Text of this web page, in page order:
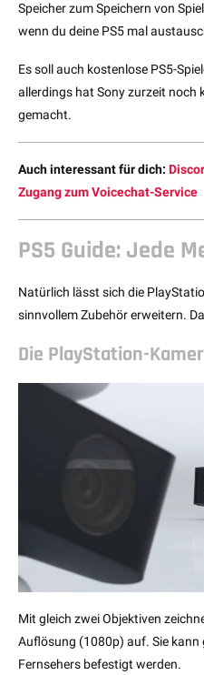
Speicher zum Speichern von
wenn du deine PS5 mal
Es soll auch kostenlose PS5-
allerdings hat Sony zurzeit noch
gemacht.
Auch interessant für dich:
Zugang zum Voicechat-Service
PS5 Guide: Jede
Natürlich lässt sich die
sinnvollem Zubehör erweitern.
Die PlayStation-
Mit gleich zwei Objektiven
Auflösung (1080p) auf. Sie kann
Fernsehers befestigt werden.